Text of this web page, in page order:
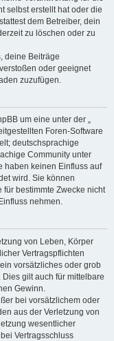
selbst erstellt hat oder die
dem Betreiber, dein
zu löschen oder zu
deine Beiträge
oder geeignet
zuzufügen.
um eine unter der „
Foren-Software
deutschsprachige
Community unter
haben keinen Einfluss auf
wird. Sie können
bestimmte Zwecke nicht
nehmen.
von Leben, Körper
Vertragspflichten
vorsätzliches oder grob
gilt auch für mittelbare
Gewinn.
bei vorsätzlichem oder
aus der Verletzung von
wesentlicher
Vertragsschluss